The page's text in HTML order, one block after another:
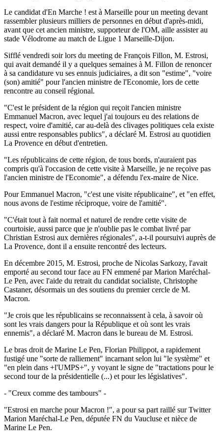
Le candidat d'En Marche ! est à Marseille pour un meeting devant
rassembler plusieurs milliers de personnes en début d'après-midi,
avant que cet ancien ministre, supporteur de l'OM, aille assister au
stade Vélodrome au match de Ligue 1 Marseille-Dijon.
Sifflé vendredi soir lors du meeting de François Fillon, M. Estrosi,
qui avait demandé il y a quelques semaines à M. Fillon de renoncer
à sa candidature vu ses ennuis judiciaires, a dit son "estime", "voire
(son) amitié" pour l'ancien ministre de l'Economie, lors de cette
rencontre au conseil régional.
"C'est le président de la région qui reçoit l'ancien ministre
Emmanuel Macron, avec lequel j'ai toujours eu des relations de
respect, voire d'amitié, car au-delà des clivages politiques cela existe
aussi entre responsables publics", a déclaré M. Estrosi au quotidien
La Provence en début d'entretien.
"Les républicains de cette région, de tous bords, n'auraient pas
compris qu'à l'occasion de cette visite à Marseille, je ne reçoive pas
l'ancien ministre de l'Economie", a défendu l'ex-maire de Nice.
Pour Emmanuel Macron, "c'est une visite républicaine", et "en effet,
nous avons de l'estime réciproque, voire de l'amitié".
"C'était tout à fait normal et naturel de rendre cette visite de
courtoisie, aussi parce que je n'oublie pas le combat livré par
Christian Estrosi aux dernières régionales", a-t-il poursuivi auprès de
La Provence, dont il a ensuite rencontré des lecteurs.
En décembre 2015, M. Estrosi, proche de Nicolas Sarkozy, l'avait
emporté au second tour face au FN emmené par Marion Maréchal-
Le Pen, avec l'aide du retrait du candidat socialiste, Christophe
Castaner, désormais un des soutiens du premier cercle de M.
Macron.
"Je crois que les républicains se reconnaissent à cela, à savoir où
sont les vrais dangers pour la République et où sont les vrais
ennemis", a déclaré M. Macron dans le bureau de M. Estrosi.
Le bras droit de Marine Le Pen, Florian Philippot, a rapidement
fustigé une "sorte de ralliement" incarnant selon lui "le système" et
"en plein dans +l'UMPS+", y voyant le signe de "tractations pour le
second tour de la présidentielle (...) et pour les législatives".
- "Creux comme des tambours" -
"Estrosi en marche pour Macron !", a pour sa part raillé sur Twitter
Marion Maréchal-Le Pen, députée FN du Vaucluse et nièce de
Marine Le Pen.